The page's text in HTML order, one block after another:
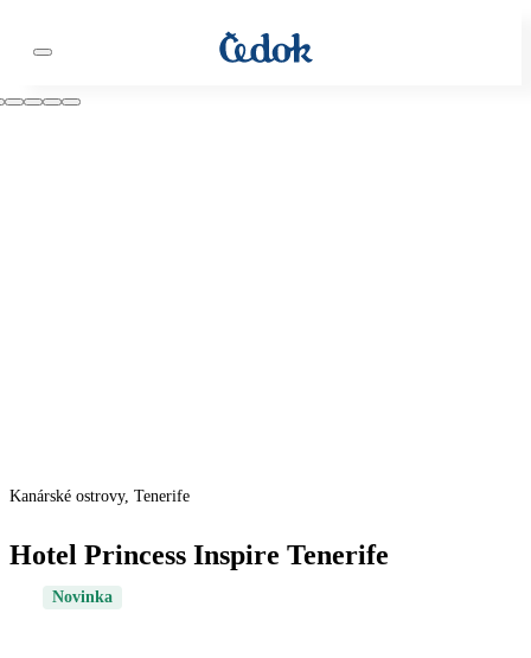
Kanárské ostrovy, Tenerife
Hotel Princess Inspire Tenerife
Novinka